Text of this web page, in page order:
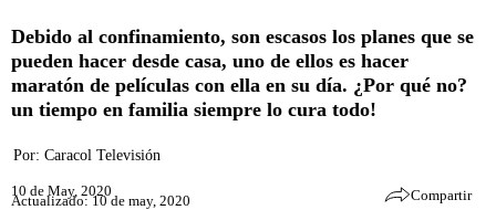
Debido al confinamiento, son escasos los planes que se
pueden hacer desde casa, uno de ellos es hacer
maratón de películas con ella en su día. ¿Por qué no?
un tiempo en familia siempre lo cura todo!
Por: Caracol Televisión
10 de May, 2020
Actualizado: 10 de may, 2020 Compartir